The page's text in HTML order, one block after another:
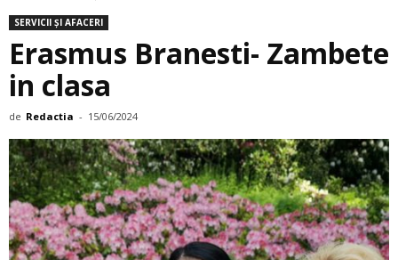
SERVICII ȘI AFACERI
Erasmus Branesti- Zambete
in clasa
de Redactia - 15/06/2024